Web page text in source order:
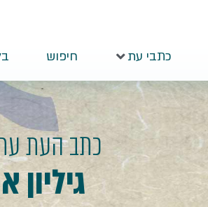
כתבי עת חיפוש
כתב העת
גיליון א